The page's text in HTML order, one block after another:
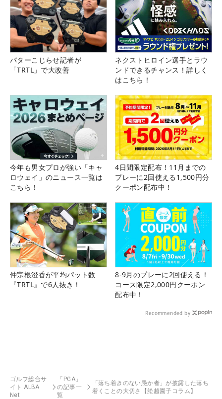
パターこじらせ記者が
「TRTL」で大改善
ネクストヒロイン選手とラウ
ンドできるチャンス！詳しく
はこちら！
今年も男女プロが強い「キャ
ロウェイ」のニュース一覧は
こちら！
4日間限定配布！11月までの
プレーに2回使える1,500円分
クーポン配布中！
仲宗根澄香が平均パット数
『TRTL』で6人抜き！
8-9月のプレーに2回使える！
コース限定2,000円クーポン
配布中！
Recommended by
ゴルフ総合サ
イト ALBA
Net
「PGA」
の記事一
覧
「落ち着きのない愚か者」が披露した落ち
着くことの大切さ【舩越園子コラム】